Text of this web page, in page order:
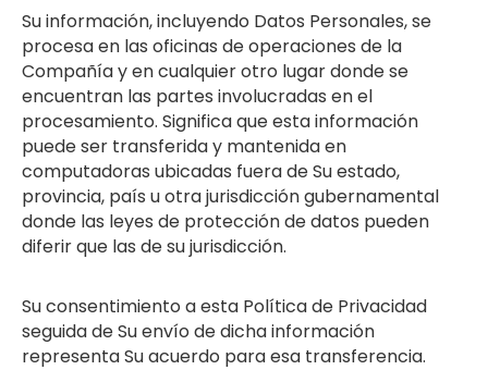
Su información, incluyendo Datos Personales, se
procesa en las oficinas de operaciones de la
Compañía y en cualquier otro lugar donde se
encuentran las partes involucradas en el
procesamiento. Significa que esta información
puede ser transferida y mantenida en
computadoras ubicadas fuera de Su estado,
provincia, país u otra jurisdicción gubernamental
donde las leyes de protección de datos pueden
diferir que las de su jurisdicción.
Su consentimiento a esta Política de Privacidad
seguida de Su envío de dicha información
representa Su acuerdo para esa transferencia.